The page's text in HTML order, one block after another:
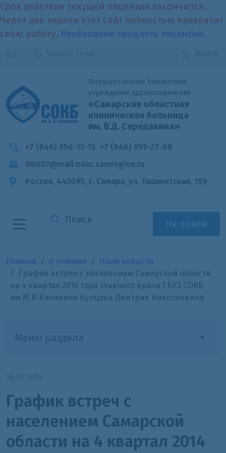
Срок действия текущей лицензии закончился.
Через две недели этот сайт полностью прекратит
свою работу.
Государственное бюджетное
учреждение здравоохранения
«Самарская областная
клиническая больница
им. В.Д. Середавина»
+7 (846) 956-12-15 +7 (846) 959-27-88
06002@mail.miac.samregion.ru
Россия, 443095, г. Самара, ул. Ташкентская, 159
На приём
График встреч с населением Самарской области
на 4 квартал 2014 года главного врача ГБУЗ СОКБ
им.М.И.Калинина Купцова Дмитрия Николаевича
Меню раздела
26.09.2014
График встреч с
населением Самарской
области на 4 квартал 2014